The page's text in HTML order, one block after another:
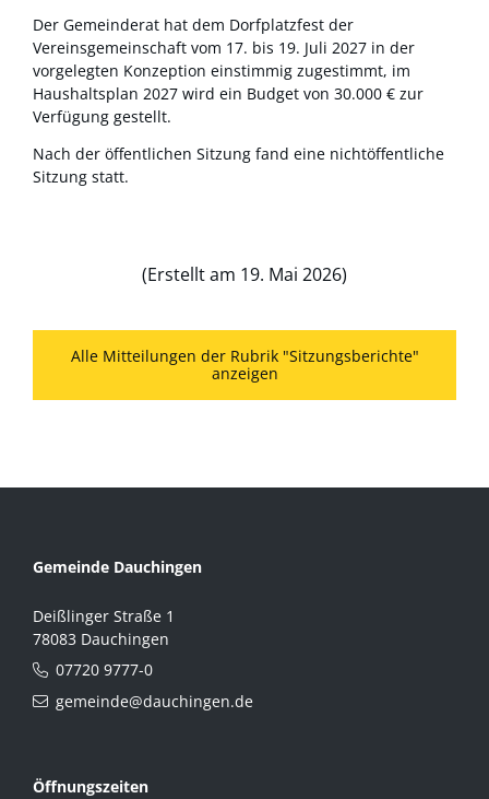
Der Gemeinderat hat dem Dorfplatzfest der
Vereinsgemeinschaft vom 17. bis 19. Juli 2027 in der
vorgelegten Konzeption einstimmig zugestimmt, im
Haushaltsplan 2027 wird ein Budget von 30.000 € zur
Verfügung gestellt.
Nach der öffentlichen Sitzung fand eine nichtöffentliche
Sitzung statt.
(Erstellt am 19. Mai 2026)
Alle Mitteilungen der Rubrik "Sitzungsberichte"
anzeigen
Gemeinde Dauchingen
Deißlinger Straße 1
78083 Dauchingen
07720 9777-0
gemeinde@dauchingen.de
Öffnungszeiten